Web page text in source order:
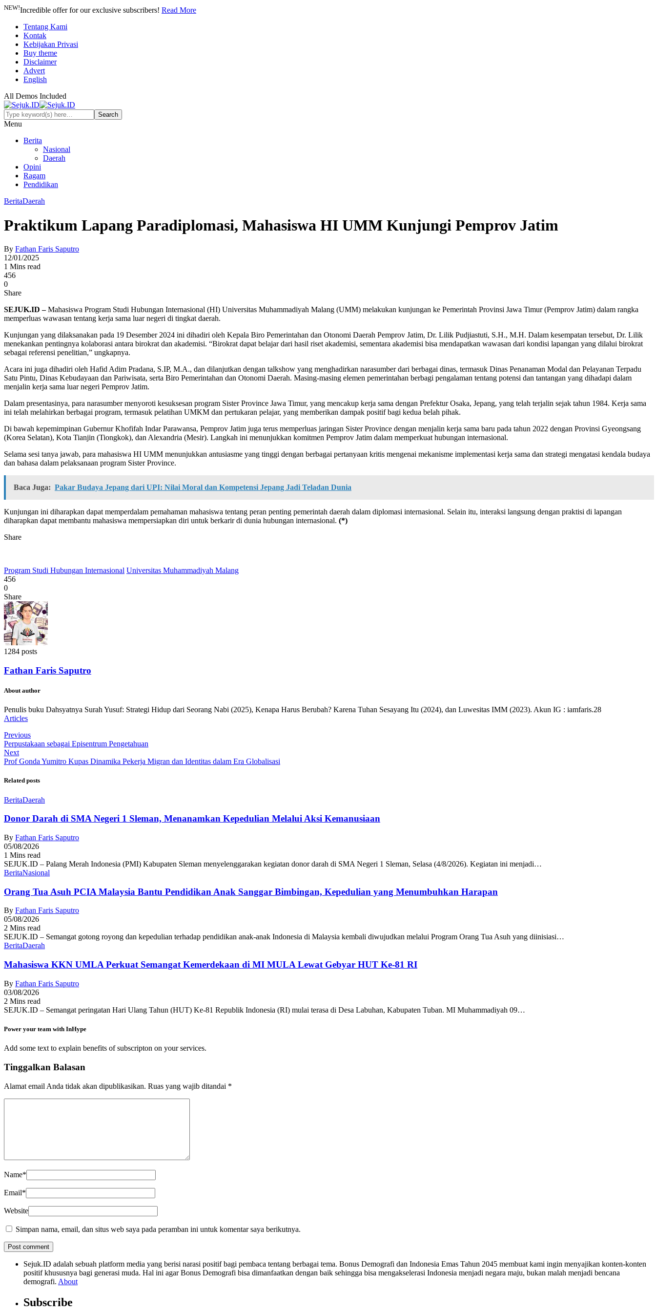
NEW!Incredible offer for our exclusive subscribers! Read More
Tentang Kami
Kontak
Kebijakan Privasi
Buy theme
Disclaimer
Advert
English
All Demos Included
Menu
Berita
Nasional
Daerah
Opini
Ragam
Pendidikan
BeritaDaerah
Praktikum Lapang Paradiplomasi, Mahasiswa HI UMM Kunjungi Pemprov Jatim
By Fathan Faris Saputro
12/01/2025
1 Mins read
456
0
Share
SEJUK.ID –Mahasiswa Program Studi Hubungan Internasional (HI) Universitas Muhammadiyah Malang (UMM) melakukan kunjungan ke Pemerintah Provinsi Jawa Timur (Pemprov Jatim) dalam rangka
memperluas wawasan tentang kerja sama luar negeri di tingkat daerah.
Kunjungan yang dilaksanakan pada 19 Desember 2024 ini dihadiri oleh Kepala Biro Pemerintahan dan Otonomi Daerah Pemprov Jatim, Dr. Lilik Pudjiastuti, S.H., M.H. Dalam kesempatan tersebut, Dr. Lilik
menekankan pentingnya kolaborasi antara birokrat dan akademisi. “Birokrat dapat belajar dari hasil riset akademisi, sementara akademisi bisa mendapatkan wawasan dari kondisi lapangan yang dilalui birokrat
sebagai referensi penelitian,” ungkapnya.
Acara ini juga dihadiri oleh Hafid Adim Pradana, S.IP, M.A., dan dilanjutkan dengan talkshow yang menghadirkan narasumber dari berbagai dinas, termasuk Dinas Penanaman Modal dan Pelayanan Terpadu
Satu Pintu, Dinas Kebudayaan dan Pariwisata, serta Biro Pemerintahan dan Otonomi Daerah. Masing-masing elemen pemerintahan berbagi pengalaman tentang potensi dan tantangan yang dihadapi dalam
menjalin kerja sama luar negeri Pemprov Jatim.
Dalam presentasinya, para narasumber menyoroti kesuksesan program Sister Province Jawa Timur, yang mencakup kerja sama dengan Prefektur Osaka, Jepang, yang telah terjalin sejak tahun 1984. Kerja sama
ini telah melahirkan berbagai program, termasuk pelatihan UMKM dan pertukaran pelajar, yang memberikan dampak positif bagi kedua belah pihak.
Di bawah kepemimpinan Gubernur Khofifah Indar Parawansa, Pemprov Jatim juga terus memperluas jaringan Sister Province dengan menjalin kerja sama baru pada tahun 2022 dengan Provinsi Gyeongsang
(Korea Selatan), Kota Tianjin (Tiongkok), dan Alexandria (Mesir). Langkah ini menunjukkan komitmen Pemprov Jatim dalam memperkuat hubungan internasional.
Selama sesi tanya jawab, para mahasiswa HI UMM menunjukkan antusiasme yang tinggi dengan berbagai pertanyaan kritis mengenai mekanisme implementasi kerja sama dan strategi mengatasi kendala budaya
dan bahasa dalam pelaksanaan program Sister Province.
Baca Juga: Pakar Budaya Jepang dari UPI: Nilai Moral dan Kompetensi Jepang Jadi Teladan Dunia
Kunjungan ini diharapkan dapat memperdalam pemahaman mahasiswa tentang peran penting pemerintah daerah dalam diplomasi internasional. Selain itu, interaksi langsung dengan praktisi di lapangan
diharapkan dapat membantu mahasiswa mempersiapkan diri untuk berkarir di dunia hubungan internasional. (*)
Share
Program Studi Hubungan Internasional Universitas Muhammadiyah Malang
456
0
Share
1284 posts
Fathan Faris Saputro
About author
Penulis buku Dahsyatnya Surah Yusuf: Strategi Hidup dari Seorang Nabi (2025), Kenapa Harus Berubah? Karena Tuhan Sesayang Itu (2024), dan Luwesitas IMM (2023). Akun IG : iamfaris.28
Articles
Previous
Perpustakaan sebagai Episentrum Pengetahuan
Next
Prof Gonda Yumitro Kupas Dinamika Pekerja Migran dan Identitas dalam Era Globalisasi
Related posts
BeritaDaerah
Donor Darah di SMA Negeri 1 Sleman, Menanamkan Kepedulian Melalui Aksi Kemanusiaan
By Fathan Faris Saputro
05/08/2026
1 Mins read
SEJUK.ID – Palang Merah Indonesia (PMI) Kabupaten Sleman menyelenggarakan kegiatan donor darah di SMA Negeri 1 Sleman, Selasa (4/8/2026). Kegiatan ini menjadi…
BeritaNasional
Orang Tua Asuh PCIA Malaysia Bantu Pendidikan Anak Sanggar Bimbingan, Kepedulian yang Menumbuhkan Harapan
By Fathan Faris Saputro
05/08/2026
2 Mins read
SEJUK.ID – Semangat gotong royong dan kepedulian terhadap pendidikan anak-anak Indonesia di Malaysia kembali diwujudkan melalui Program Orang Tua Asuh yang diinisiasi…
BeritaDaerah
Mahasiswa KKN UMLA Perkuat Semangat Kemerdekaan di MI MULA Lewat Gebyar HUT Ke-81 RI
By Fathan Faris Saputro
03/08/2026
2 Mins read
SEJUK.ID – Semangat peringatan Hari Ulang Tahun (HUT) Ke-81 Republik Indonesia (RI) mulai terasa di Desa Labuhan, Kabupaten Tuban. MI Muhammadiyah 09…
Power your team with InHype
Add some text to explain benefits of subscripton on your services.
Tinggalkan Balasan
Alamat email Anda tidak akan dipublikasikan. Ruas yang wajib ditandai *
Name*
Email*
Website
Simpan nama, email, dan situs web saya pada peramban ini untuk komentar saya berikutnya.
Sejuk.ID adalah sebuah platform media yang berisi narasi positif bagi pembaca tentang berbagai tema. Bonus Demografi dan Indonesia Emas Tahun 2045 membuat kami ingin menyajikan konten-konten
positif khususnya bagi generasi muda. Hal ini agar Bonus Demografi bisa dimanfaatkan dengan baik sehingga bisa mengakselerasi Indonesia menjadi negara maju, bukan malah menjadi bencana
demografi. About
Subscribe